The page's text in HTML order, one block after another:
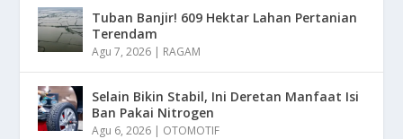
Tuban Banjir! 609 Hektar Lahan Pertanian
Terendam
Agu 7, 2026 | RAGAM
Selain Bikin Stabil, Ini Deretan Manfaat Isi
Ban Pakai Nitrogen
Agu 6, 2026 | OTOMOTIF